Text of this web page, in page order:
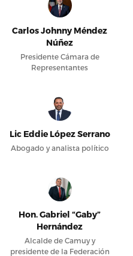
Carlos Johnny Méndez
Núñez
Presidente Cámara de
Representantes
Lic Eddie López Serrano
Abogado y analista político
Hon. Gabriel “Gaby”
Hernández
Alcalde de Camuy y
presidente de la Federación